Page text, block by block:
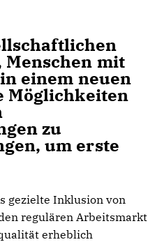
mit
einem neuen
Möglichkeiten
zu
um erste
gezielte Inklusion von
regulären Arbeitsmarkt
erheblich